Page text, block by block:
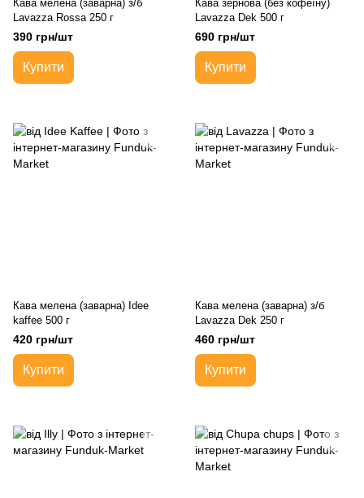
Кава мелена (заварна) з/б
Lavazza Rossa 250 г
390 грн/шт
Купити
Кава зернова (без кофеїну)
Lavazza Dek 500 г
690 грн/шт
Купити
Кава мелена (заварна) Idee
kaffee 500 г
420 грн/шт
Купити
Кава мелена (заварна) з/б
Lavazza Dek 250 г
460 грн/шт
Купити